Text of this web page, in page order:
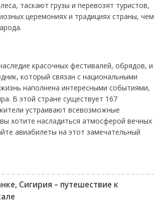
таскают грузы и перевозят туристов,
церемониях и традициях страны, чем
красочных фестивалей, обрядов, и
который связан с национальными
наполнена интересными событиями,
В этой стране существует 167
устраивают всевозможные
хотите насладиться атмосферой вечных
авиабилеты на этот замечательный
Сигирия – путешествие к